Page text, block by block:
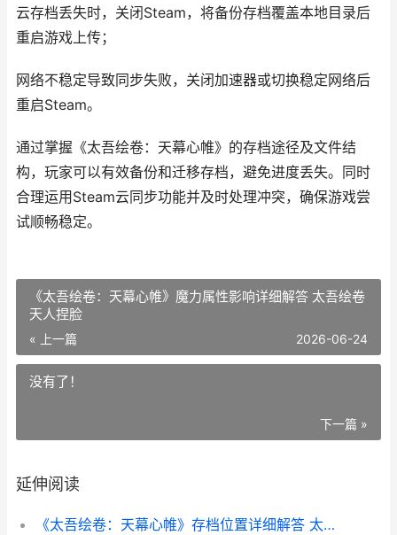
云存档丢失时，关闭Steam，将备份存档覆盖本地目录后
重启游戏上传；
网络不稳定导致同步失败，关闭加速器或切换稳定网络后
重启Steam。
通过掌握《太吾绘卷：天幕心帷》的存档途径及文件结
构，玩家可以有效备份和迁移存档，避免进度丢失。同时
合理运用Steam云同步功能并及时处理冲突，确保游戏尝
试顺畅稳定。
《太吾绘卷：天幕心帷》魔力属性影响详细解答 太吾绘卷
天人捏脸
« 上一篇 2026-06-24
没有了！
下一篇 »
延伸阅读
《太吾绘卷：天幕心帷》存档位置详细解答 太吾绘卷天幕心帷修改器